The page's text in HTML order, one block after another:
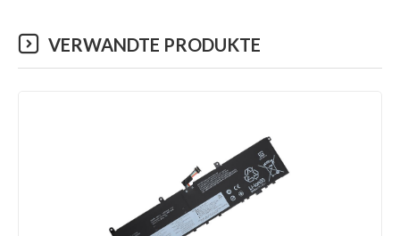
VERWANDTE PRODUKTE